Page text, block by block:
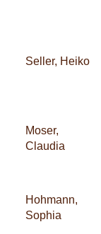
Seller, Heiko
Moser,
Claudia
Hohmann,
Sophia